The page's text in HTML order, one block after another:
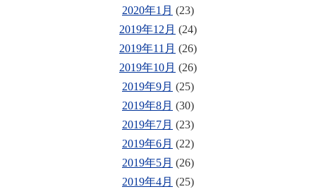
2020年1月 (23)
2019年12月 (24)
2019年11月 (26)
2019年10月 (26)
2019年9月 (25)
2019年8月 (30)
2019年7月 (23)
2019年6月 (22)
2019年5月 (26)
2019年4月 (25)